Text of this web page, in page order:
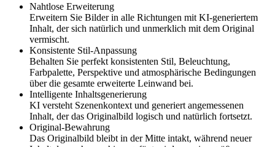
Nahtlose Erweiterung
Erweitern Sie Bilder in alle Richtungen mit KI-generiertem
Inhalt, der sich natürlich und unmerklich mit dem Original
vermischt.
Konsistente Stil-Anpassung
Behalten Sie perfekt konsistenten Stil, Beleuchtung,
Farbpalette, Perspektive und atmosphärische Bedingungen
über die gesamte erweiterte Leinwand bei.
Intelligente Inhaltsgenerierung
KI versteht Szenenkontext und generiert angemessenen
Inhalt, der das Originalbild logisch und natürlich fortsetzt.
Original-Bewahrung
Das Originalbild bleibt in der Mitte intakt, während neuer